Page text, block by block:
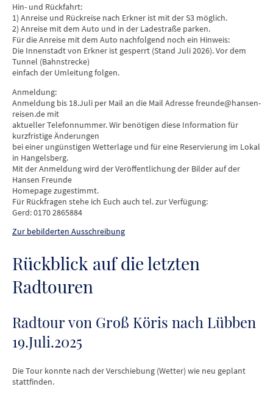
Hin- und Rückfahrt:
1) Anreise und Rückreise nach Erkner ist mit der S3 möglich.
2) Anreise mit dem Auto und in der Ladestraße parken.
Für die Anreise mit dem Auto nachfolgend noch ein Hinweis:
Die Innenstadt von Erkner ist gesperrt (Stand Juli 2026). Vor dem
Tunnel (Bahnstrecke)
einfach der Umleitung folgen.
Anmeldung:
Anmeldung bis 18.Juli per Mail an die Mail Adresse freunde@hansen-
reisen.de mit
aktueller Telefonnummer. Wir benötigen diese Information für
kurzfristige Änderungen
bei einer ungünstigen Wetterlage und für eine Reservierung im Lokal
in Hangelsberg.
Mit der Anmeldung wird der Veröffentlichung der Bilder auf der
Hansen Freunde
Homepage zugestimmt.
Für Rückfragen stehe ich Euch auch tel. zur Verfügung:
Gerd: 0170 2865884
Zur bebilderten Ausschreibung
Rückblick auf die letzten
Radtouren
Radtour von Groß Köris nach Lübben
19.Juli.2025
Die Tour konnte nach der Verschiebung (Wetter) wie neu geplant
stattfinden.